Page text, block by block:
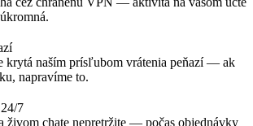
krytá naším prísľubom vrátenia peňazí — ak
napravíme to.
7
živom chate nepretržite — počas objednávky